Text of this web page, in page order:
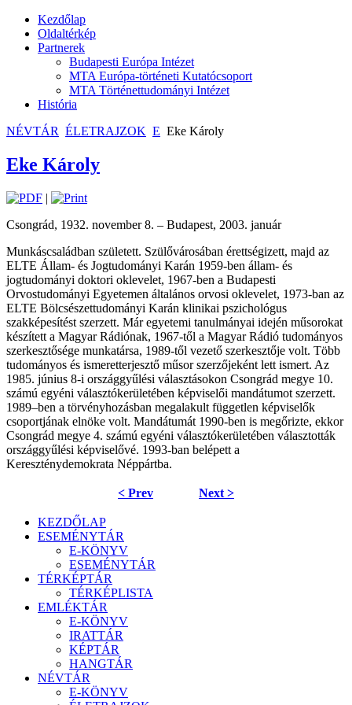
Kezdőlap
Oldaltérkép
Partnerek
Budapesti Európa Intézet
MTA Európa-történeti Kutatócsoport
MTA Történettudományi Intézet
História
NÉVTÁR ÉLETRAJZOK E Eke Károly
Eke Károly
|
Csongrád, 1932. november 8. – Budapest, 2003. január
Munkáscsaládban született. Szülővárosában érettségizett, majd az
ELTE Állam- és Jogtudományi Karán 1959-ben állam- és
jogtudományi doktori oklevelet, 1967-ben a Budapesti
Orvostudományi Egyetemen általános orvosi oklevelet, 1973-ban az
ELTE Bölcsészettudományi Karán klinikai pszichológus
szakképesítést szerzett. Már egyetemi tanulmányai idején műsorokat
készített a Magyar Rádiónak, 1967-től a Magyar Rádió tudományos
szerkesztősége munkatársa, 1989-től vezető szerkesztője volt. Több
tudományos és ismeretterjesztő műsor szerzőjeként lett ismert. Az
1985. június 8-i országgyűlési választásokon Csongrád megye 10.
számú egyéni választókerületében képviselői mandátumot szerzett.
1989–ben a törvényhozásban megalakult független képviselők
csoportjának elnöke volt. Mandátumát 1990-ben is megőrizte, ekkor
Csongrád megye 4. számú egyéni választókerületében választották
országgyűlési képviselővé. 1993-ban belépett a
Kereszténydemokrata Néppártba.
< Prev Next >
KEZDŐLAP
ESEMÉNYTÁR
E-KÖNYV
ESEMÉNYTÁR
TÉRKÉPTÁR
TÉRKÉPLISTA
EMLÉKTÁR
E-KÖNYV
IRATTÁR
KÉPTÁR
HANGTÁR
NÉVTÁR
E-KÖNYV